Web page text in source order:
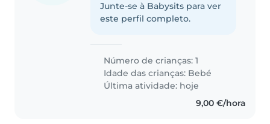
Junte-se à Babysits para ver
este perfil completo.
Número de crianças: 1
Idade das crianças: Bebé
Última atividade: hoje
9,00 €/hora